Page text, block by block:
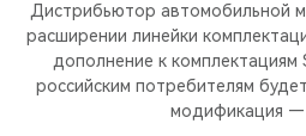
КРОССОВЕРЫ
КРЕДИТ И СТРАХОВАНИЕ
ЗАПЧАСТИ И АКСЕССУАРЫ
ПОДДЕРЖКА
О БРЕНДЕ
CHERY В СОЦСЕТЯХ
КРЕДИТ
МЫ В СОЦСЕТЯХ
Дистрибьютор автомобильной
расширении линейки
дополнение к
российским потребителям
модификация —